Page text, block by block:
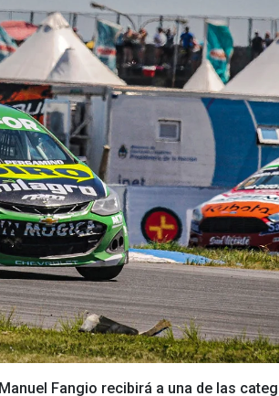
Fangio recibirá a una de las